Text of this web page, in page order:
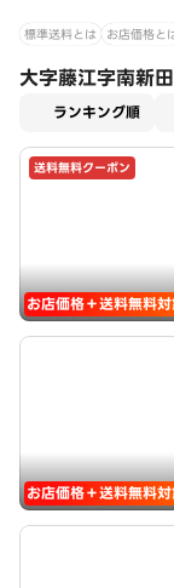
標準送料とは お店価格と
大字藤江字南新
ランキング順
送料無料クーポン
お店価格＋送料無料
お店価格＋送料無料